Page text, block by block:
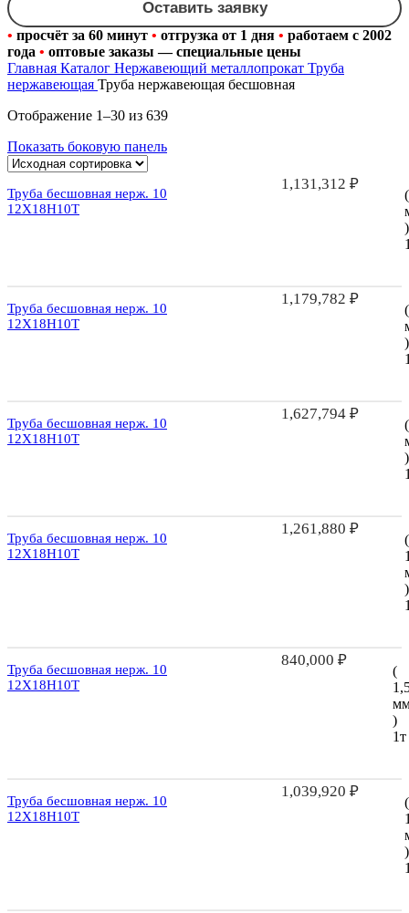
Оставить заявку
• просчёт за 60 минут • отгрузка от 1 дня • работаем с 2002
года • оптовые заказы — специальные цены
Главная Каталог Нержавеющий металлопрокат Труба
нержавеющая Труба нержавеющая бесшовная
Отображение 1–30 из 639
Показать боковую панель
Труба бесшовная нерж. 10
12Х18Н10Т
1,131,312 ₽
)
Труба бесшовная нерж. 10
12Х18Н10Т
1,179,782 ₽
)
Труба бесшовная нерж. 10
12Х18Н10Т
1,627,794 ₽
)
Труба бесшовная нерж. 10
12Х18Н10Т
1,261,880 ₽
(
)
Труба бесшовная нерж. 10
12Х18Н10Т
840,000 ₽
(
)
1т
Труба бесшовная нерж. 10
12Х18Н10Т
1,039,920 ₽
(
)